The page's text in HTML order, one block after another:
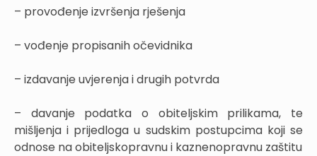
– provođenje izvršenja rješenja
– vođenje propisanih očevidnika
– izdavanje uvjerenja i drugih potvrda
– davanje podatka o obiteljskim prilikama, te
mišljenja i prijedloga u sudskim postupcima koji se
odnose na obiteljskopravnu i kaznenopravnu zaštitu